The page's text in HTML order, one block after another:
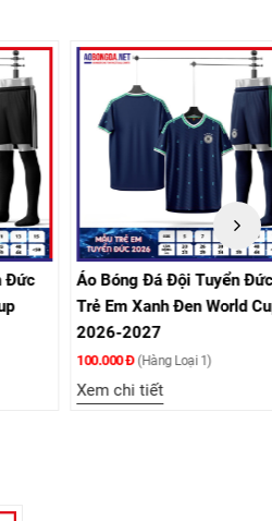
Áo Bóng Đá Đội Tuyển Đức
Trẻ Em Xanh Đen World Cup
2026-2027
100.000 Đ(Hàng Loại 1)
Xem chi tiết